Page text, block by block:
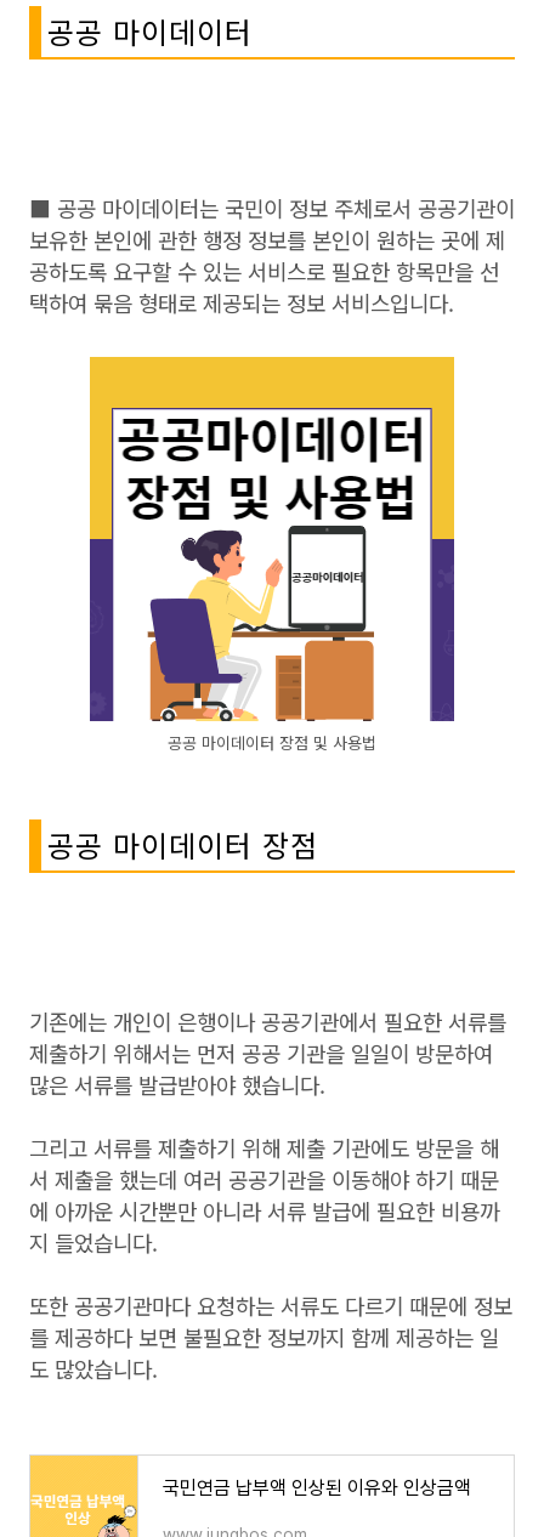
공공 마이데이터
■ 공공 마이데이터는 국민이 정보 주체로서 공공기관이
보유한 본인에 관한 행정 정보를 본인이 원하는 곳에 제
공하도록 요구할 수 있는 서비스로 필요한 항목만을 선
택하여 묶음 형태로 제공되는 정보 서비스입니다.
공공 마이데이터 장점 및 사용법
공공 마이데이터 장점
기존에는 개인이 은행이나 공공기관에서 필요한 서류를
제출하기 위해서는 먼저 공공 기관을 일일이 방문하여
많은 서류를 발급받아야 했습니다.
그리고 서류를 제출하기 위해 제출 기관에도 방문을 해
서 제출을 했는데 여러 공공기관을 이동해야 하기 때문
에 아까운 시간뿐만 아니라 서류 발급에 필요한 비용까
지 들었습니다.
또한 공공기관마다 요청하는 서류도 다르기 때문에 정보
를 제공하다 보면 불필요한 정보까지 함께 제공하는 일
도 많았습니다.
국민연금 납부액 인상된 이유와 인상금액